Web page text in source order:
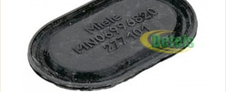
Miele FUTURA DIAMOND G5975
Miele FUTURA DIAMOND G6915
Miele FUTURA DIAMOND G6985